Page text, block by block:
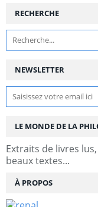
NEWSLETTER
RECHERCHE
LE MONDE DE LA
Extraits de livres
beaux textes...
À PROPOS